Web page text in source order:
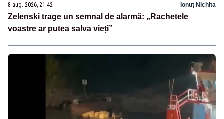
8 aug. 2026, 21:42 Ionuț Nichita
Zelenski trage un semnal de alarmă: „Rachetele
voastre ar putea salva vieți”